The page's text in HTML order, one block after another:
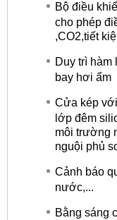
Bộ điều
cho phép
,CO2,tiết
Duy trì
bay hơi ẩm
Cửa kép
lớp đêm
môi trường
nguội phủ
Cảnh báo
nước,...
Bằng sáng